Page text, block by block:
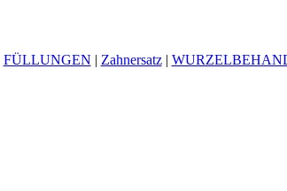
FÜLLUNGEN | Zahnersatz|